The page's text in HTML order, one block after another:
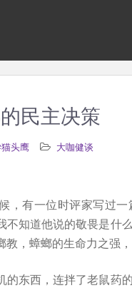
民主决策
头鹰 大咖健谈
，有一位时评家写过
不知道他说的敬畏是什
，蟑螂的生命力之强，
的东西，连拌了老鼠药